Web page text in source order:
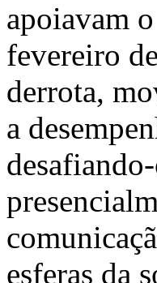
apoiavam
fevereiro
derrota,
a
esferas da